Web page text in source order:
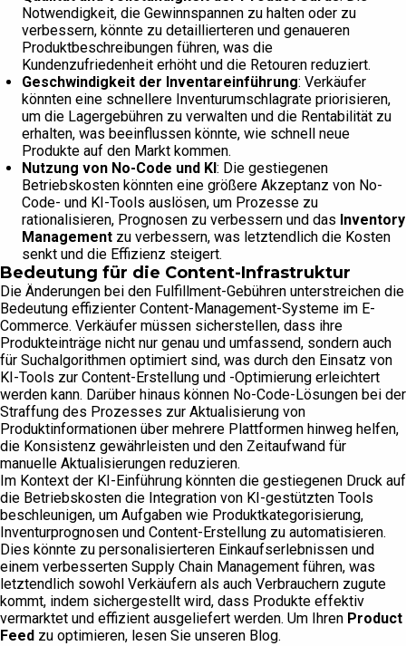
Notwendigkeit, die Gewinnspannen zu halten oder zu
verbessern, könnte zu detaillierteren und genaueren
Produktbeschreibungen führen, was die
Kundenzufriedenheit erhöht und die Retouren reduziert.
Geschwindigkeit der Inventareinführung: Verkäufer
könnten eine schnellere Inventurumschlagrate priorisieren,
um die Lagergebühren zu verwalten und die Rentabilität zu
erhalten, was beeinflussen könnte, wie schnell neue
Produkte auf den Markt kommen.
Nutzung von No-Code und KI : Die gestiegenen
Betriebskosten könnten eine größere Akzeptanz von No-
Code- und KI-Tools auslösen, um Prozesse zu
rationalisieren, Prognosen zu verbessern und das Inventory
Management zu verbessern, was letztendlich die Kosten
senkt und die Effizienz steigert.
Bedeutung für die Content-Infrastruktur
Die Änderungen bei den Fulfillment-Gebühren unterstreichen die
Bedeutung effizienter Content-Management-Systeme im E-
Commerce. Verkäufer müssen sicherstellen, dass ihre
Produkteinträge nicht nur genau und umfassend, sondern auch
für Suchalgorithmen optimiert sind, was durch den Einsatz von
KI-Tools zur Content-Erstellung und -Optimierung erleichtert
werden kann. Darüber hinaus können No-Code-Lösungen bei der
Straffung des Prozesses zur Aktualisierung von
Produktinformationen über mehrere Plattformen hinweg helfen,
die Konsistenz gewährleisten und den Zeitaufwand für
manuelle Aktualisierungen reduzieren.
Im Kontext der KI-Einführung könnten die gestiegenen Druck auf
die Betriebskosten die Integration von KI-gestützten Tools
beschleunigen, um Aufgaben wie Produktkategorisierung,
Inventurprognosen und Content-Erstellung zu automatisieren.
Dies könnte zu personalisierteren Einkaufserlebnissen und
einem verbesserten Supply Chain Management führen, was
letztendlich sowohl Verkäufern als auch Verbrauchern zugute
kommt, indem sichergestellt wird, dass Produkte effektiv
vermarktet und effizient ausgeliefert werden. Um Ihren Product
Feed zu optimieren, lesen Sie unseren Blog.